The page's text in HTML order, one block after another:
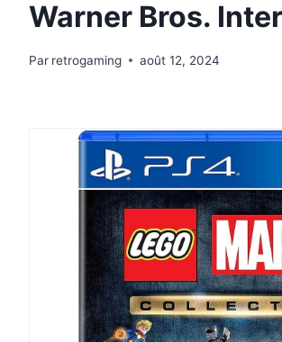
Warner Bros.
Par retrogaming août 12, 2024